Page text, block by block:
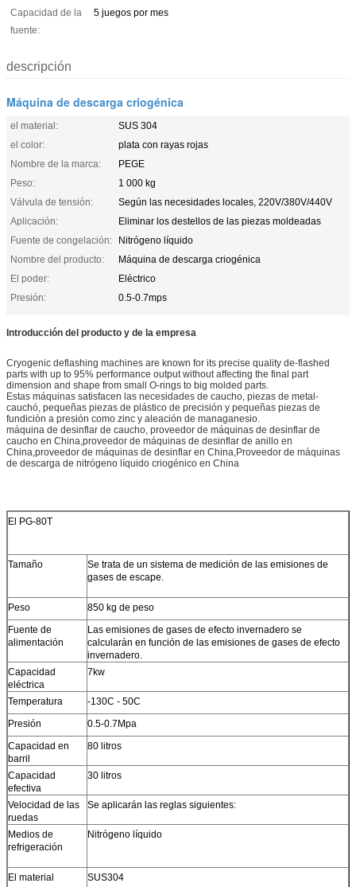
Capacidad de la
fuente:
5 juegos por mes
descripción
Máquina de descarga criogénica
el material:
SUS 304
el color:
plata con rayas rojas
Nombre de la marca:
PEGE
Peso:
1 000 kg
Válvula de tensión:
Según las necesidades locales, 220V/380V/440V
Aplicación:
Eliminar los destellos de las piezas moldeadas
Fuente de congelación:
Nitrógeno líquido
Nombre del producto:
Máquina de descarga criogénica
El poder:
Eléctrico
Presión:
0.5-0.7mps
Introducción del producto y de la empresa
Cryogenic deflashing machines are known for its precise quality de-flashed
parts with up to 95% performance output without affecting the final part
dimension and shape from small O-rings to big molded parts.
Estas máquinas satisfacen las necesidades de caucho, piezas de metal-
cauchó, pequeñas piezas de plástico de precisión y pequeñas piezas de
fundición a presión como zinc y aleación de managanesio.
máquina de desinflar de caucho, proveedor de máquinas de desinflar de
caucho en China,proveedor de máquinas de desinflar de anillo en
China,proveedor de máquinas de desinflar en China,Proveedor de máquinas
de descarga de nitrógeno líquido criogénico en China
El PG-80T
Tamaño
Se trata de un sistema de medición de las emisiones de
gases de escape.
Peso
850 kg de peso
Fuente de
alimentación
Las emisiones de gases de efecto invernadero se
calcularán en función de las emisiones de gases de efecto
invernadero.
Capacidad
eléctrica
7kw
Temperatura
-130C - 50C
Presión
0.5-0.7Mpa
Capacidad en
barril
80 litros
Capacidad
efectiva
30 litros
Velocidad de las
ruedas
Se aplicarán las reglas siguientes:
Medios de
refrigeración
Nitrógeno líquido
El material SUS304